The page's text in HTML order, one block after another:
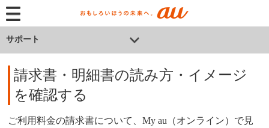
サポート
請求書・明細書の読み方・イメージ
を確認する
ご利用料金の請求書について、My au（オンライン）で見